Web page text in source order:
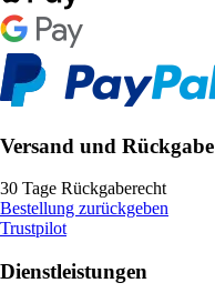
Versand und Rückgabe
30 Tage Rückgaberecht
Bestellung zurückgeben
Trustpilot
Dienstleistungen